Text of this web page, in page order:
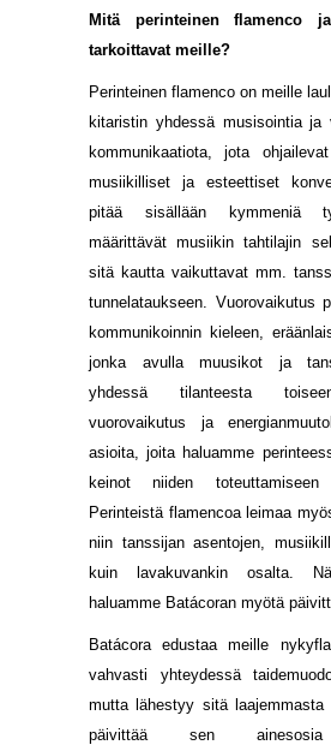
Mitä perinteinen flamenco
tarkoittavat meille?
Perinteinen flamenco on meille
kitaristin yhdessä musisointia ja
kommunikaatiota, jota
musiikilliset ja esteettiset
pitää sisällään kymmeniä
määrittävät musiikin tahtilajin
sitä kautta vaikuttavat mm.
tunnelataukseen. Vuorovaikutus
kommunikoinnin kieleen,
jonka avulla muusikot ja
yhdessä tilanteesta
vuorovaikutus ja
asioita, joita haluamme
keinot niiden toteuttamiseen
Perinteistä flamencoa leimaa
niin tanssijan asentojen,
kuin lavakuvankin osalta.
haluamme Batácoran myötä
Batácora edustaa meille
vahvasti yhteydessä
mutta lähestyy sitä laajemmasta
päivittää sen ainesosia